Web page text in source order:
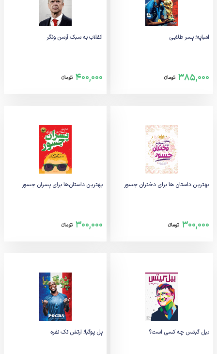
امباپه؛ پسر طلایی
385,000 تومانء
انقلاب به سبک آرسن ونگر
400,000 تومانء
بهترین داستان ها برای دختران جسور
300,000 تومانء
بهترین داستان‌ها برای پسران جسور
300,000 تومانء
بیل گیتس چه کسی است؟ پل پوگبا؛ ارتش تک نفره